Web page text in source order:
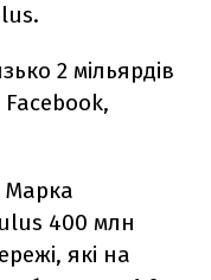
2 мільярдів
Марка
400 млн
які на